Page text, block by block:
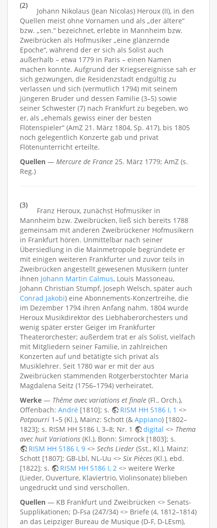
(2)
Johann Nikolaus (Jean Nicolas) Heroux (II), in den
Quellen meist ohne Vornamen und als „der ältere“
bzw. „sen.“ bezeichnet, erlebte in Mannheim bzw.
Zweibrücken als Hofmusiker „eine glänzernde
Epoche“, während der er sich als Solist auch
außerhalb – etwa 1779 in Paris – einen Namen
machen konnte. Aufgrund der Kriegsereignisse sah er
sich gezwungen, die Residenzstadt endgültig zu
verlassen und sich (vermutlich 1794) mit seinem
jüngeren Bruder und dessen Familie (3–5) sowie
seiner Schwester (7) nach Frankfurt zu begeben, wo
er, als „ehemals gewiss einer der besten
Flötenspieler“ (AmZ 21. März 1804, Sp. 417), bis 1805
noch gelegentlich Konzerte gab und privat
Flötenunterricht erteilte.
Quellen — Mercure de France 25. März 1779; AmZ (s.
Reg.)
(3)
Franz Heroux, zunächst Hofmusiker in
Mannheim bzw. Zweibrücken, ließ sich bereits 1788
gemeinsam mit anderen Zweibrückener Hofmusikern
in Frankfurt hören. Unmittelbar nach seiner
Übersiedlung in die Mainmetropole begründete er
mit einigen weiteren Frankfurter und zuvor teils in
Zweibrücken angestellt gewesenen Musikern (unter
ihnen Johann Martin Calmus, Louis Massoneau,
Johann Christian Stumpf, Joseph Welsch, später auch
Conrad Jakobi) eine Abonnements-Konzertreihe, die
im Dezember 1794 ihren Anfang nahm. 1804 wurde
Heroux Musikdirektor des Liebhaberorchesters und
wenig später erster Geiger im Frankfurter
Theaterorchester; außerdem trat er als Solist, vielfach
mit Mitgliedern seiner Familie, in zahlreichen
Konzerten auf und betätigte sich privat als
Musiklehrer. Seit 1780 war er mit der aus
Zweibrücken stammenden Rotgerberstochter Maria
Magdalena Seitz (1756–1794) verheiratet.
Werke — Thême avec variations et finale (Fl., Orch.),
Offenbach: André [1810]; s. RISM HH 5186 I, 1 <>
Potpourri 1–5 (Kl.), Mainz: Schott (& Appiano) [1802–
1823]; s. RISM HH 5186 I, 3–8; Nr. 1
digital <> Thema
avec huit Variations (Kl.), Bonn: Simrock [1803]; s.
RISM HH 5186 I, 9 <> Sechs Lieder (Sst., Kl.), Mainz:
Schott [1807]; GB-Lbl, NL-Uu <> Six Pièces (Kl.), ebd.
[1822]; s.
RISM HH 5186 I, 2 <> weitere Werke
(Lieder, Ouverture, Klaviertrio, Violinsonate) blieben
ungedruckt und sind verschollen.
Quellen — KB Frankfurt und Zweibrücken <> Senats-
Supplikationen; D-Fsa (247/34) <> Briefe (4, 1812–1814)
an das Leipziger Bureau de Musique (D-F, D-LEsm),